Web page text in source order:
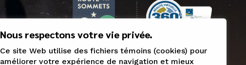
Nous respectons votre vie privée.
Ce site Web utilise des fichiers témoins (cookies) pour
améliorer votre expérience de navigation et mieux